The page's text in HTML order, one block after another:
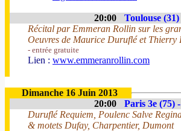
20:00 Toulouse (31)
Récital par Emmeran Rollin sur les
Oeuvres de Maurice Duruflé et Thierry
- entrée gratuite
Lien : www.emmeranrollin.com
Dimanche 16 Juin 2013
20:00
Paris 3e (75) -
Duruflé Requiem, Poulenc Salve
& motets Dufay, Charpentier, Dumont